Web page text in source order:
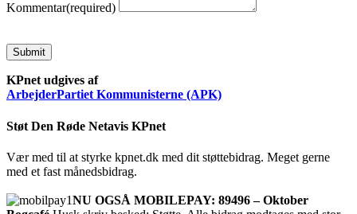
Kommentar(required)
Submit
KPnet udgives af
ArbejderPartiet Kommunisterne (APK)
Støt Den Røde Netavis KPnet
Vær med til at styrke kpnet.dk med dit støttebidrag. Meget gerne
med et fast månedsbidrag.
NU OGSÅ MOBILEPAY: 89496 – Oktober